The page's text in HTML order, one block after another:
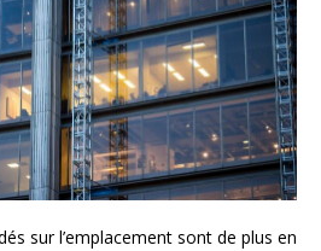
sur l’emplacement sont de plus en